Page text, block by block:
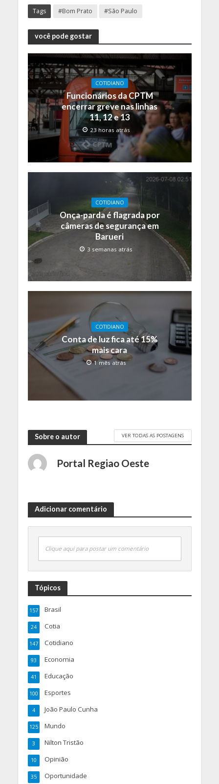
Tags #Bom Prato #São Paulo
você pode gostar
COTIDIANO
Funcionários da CPTM
encerrar greve nas linhas
11, 12 e 13
23 horas atrás
COTIDIANO
Onça-parda é flagrada por
câmeras de segurança em
Barueri
3 semanas atrás
COTIDIANO
Conta de luz fica até 15%
mais cara
1 mês atrás
Sobre o autor VER TODAS AS POSTAGENS
Portal Regiao Oeste
Adicionar comentário
Clique aqui para postar um comentário
Tópicos
Brasil
157
Cotia
24
Cotidiano
147
Economia
93
Educação
41
Esportes
100
João Paulo Cunha
4
Mundo
125
Nilton Tristão
3
Opinião
10
Oportunidade
35